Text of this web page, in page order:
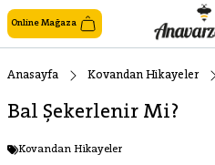
Online Mağaza
Anasayfa Kovandan Hikayeler
Bal Şekerlenir Mi?
Kovandan Hikayeler